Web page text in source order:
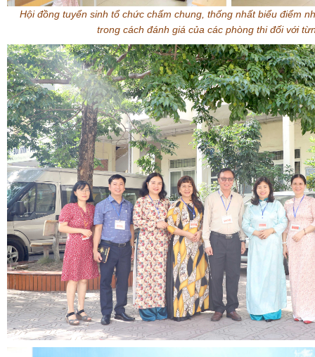
Hội đồng tuyển sinh tổ chức chấm chung, thống nhất biểu điểm
trong cách đánh giá của các phòng thi đối với